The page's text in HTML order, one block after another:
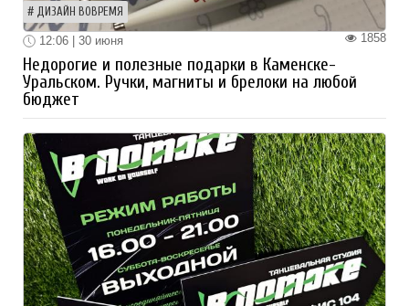
ДИЗАЙН ВОВРЕМЯ
1858
12:06 | 30 июня
Недорогие и полезные подарки в Каменске-
Уральском. Ручки, магниты и брелоки на любой
бюджет